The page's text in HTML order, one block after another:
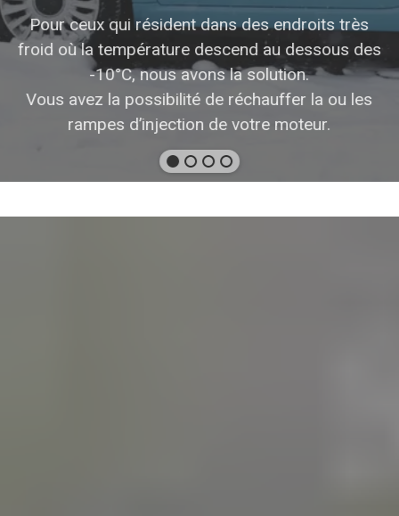
Pour ceux qui résident dans des endroits très
froid où la température descend au dessous des
-10°C, nous avons la solution.
Vous avez la possibilité de réchauffer la ou les
rampes d’injection de votre moteur.